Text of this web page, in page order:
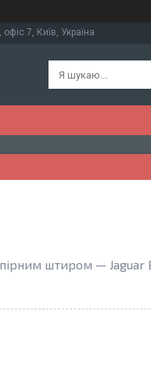
7, Київ, Україна
штиром —